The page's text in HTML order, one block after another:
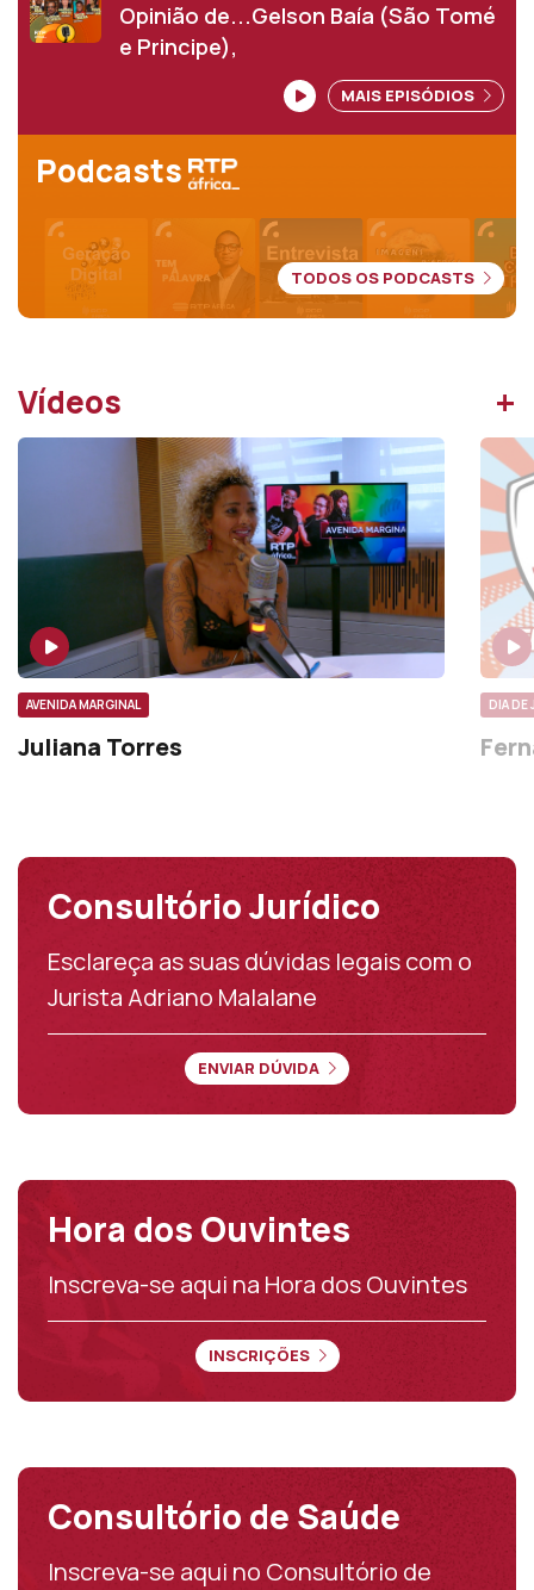
Opinião de...Gelson Baía (São Tomé
e Principe),
MAIS EPISÓDIOS
Podcasts
TODOS OS PODCASTS
Vídeos +
AVENIDA MARGINAL
Juliana Torres
DIA DE
Consultório Jurídico
Esclareça as suas dúvidas legais com o
Jurista Adriano Malalane
ENVIAR DÚVIDA
Hora dos Ouvintes
Inscreva-se aqui na Hora dos Ouvintes
INSCRIÇÕES
Consultório de Saúde
Inscreva-se aqui no Consultório de